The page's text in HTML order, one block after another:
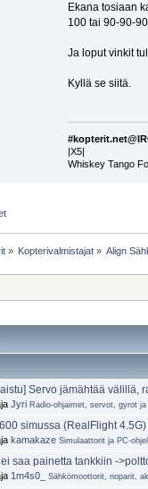
Ekana tosiaan
100 tai 90-90-
Ja loput vinkit
Kyllä se siitä.
|X5|
Whiskey Tango
» Kopterivalmistajat » Align
Servo jämähtää välillä,
Jyri Radio-ohjaimet, servot, gyrot
simussa (RealFlight
kamakaze Simulaattorit ja PC-
ei saa painetta tankkiin -
1m4s0_ Sähkömoottorit, noparit,